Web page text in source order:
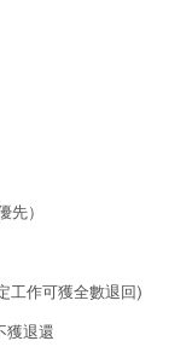
先）
工作可獲全數退回)
獲退還